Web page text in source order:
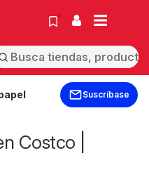
Suscríbase
Costco |